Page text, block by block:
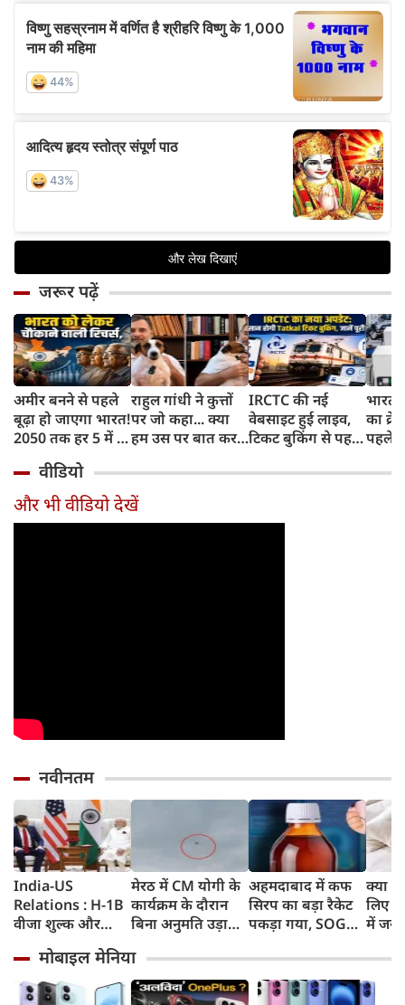
जरूर पढ़ें
अमीर बनने से पहले
बूढ़ा हो जाएगा भारत!
2050 तक हर 5 में 1
साल से ज्यादा उम्र का
राहुल गांधी ने कुत्तों
पर जो कहा... क्या
हम उस पर बात कर
IRCTC की नई
वेबसाइट हुई लाइव,
टिकट बुकिंग से पहले
काम, जानें पूरा
भारत
का
पहले
और
वीडियो
और भी वीडियो देखें
नवीनतम
India-US
Relations : H-1B
वीजा शुल्क और
अलावा PM मोदी ने
अमेरिकी उपराष्ट्रपति
जेडी वेंस किन मुद्दों पर
मेरठ में CM योगी के
कार्यक्रम के दौरान
बिना अनुमति उड़ाया
को किया गिरफ्तार
अहमदाबाद में कफ
सिरप का बड़ा रैकेट
पकड़ा गया, SOG
रुपए लाख का माल
जब्त किया
क्या
लिए 8
में
मोबाइल मेनिया